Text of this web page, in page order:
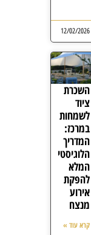
12/02/2026
השכרת
ציוד
לשמחות
במרכז:
המדריך
הלוגיסטי
המלא
להפקת
אירוע
מנצח
קרא עוד »